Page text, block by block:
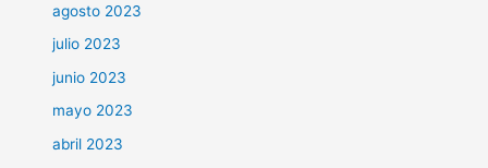
agosto 2023
julio 2023
junio 2023
mayo 2023
abril 2023